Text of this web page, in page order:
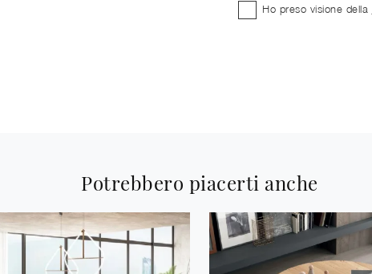
Ho preso visione della
Potrebbero piacerti anche